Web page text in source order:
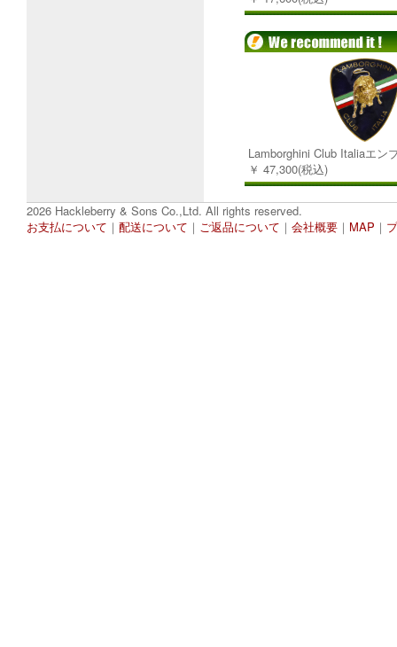
Lamborghini Club Italiaエン
￥ 47,300(税込)
2026 Hackleberry & Sons Co.,Ltd. All rights reserved.
お支払について ｜ 配送について ｜ ご返品について ｜ 会社概要 ｜ MAP ｜